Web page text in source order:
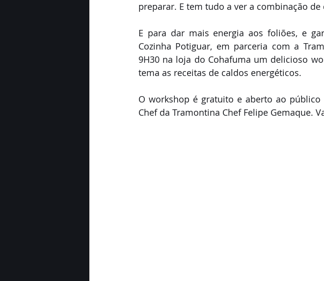
preparar. E tem tudo a ver a combinação
E para dar mais energia aos foliões, e
Cozinha Potiguar, em parceria com a
9H30 na loja do Cohafuma um delicioso
tema as receitas de caldos energéticos.
O workshop é gratuito e aberto ao
Chef da Tramontina Chef Felipe Gemaque.